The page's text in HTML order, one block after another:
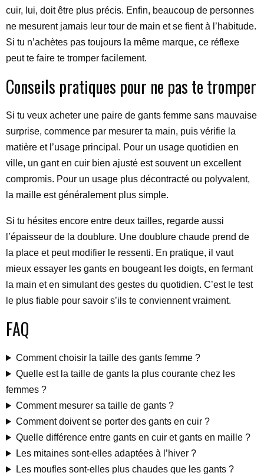
cuir, lui, doit être plus précis. Enfin, beaucoup de personnes
ne mesurent jamais leur tour de main et se fient à l’habitude.
Si tu n’achètes pas toujours la même marque, ce réflexe
peut te faire te tromper facilement.
Conseils pratiques pour ne pas te tromper
Si tu veux acheter une paire de gants femme sans mauvaise
surprise, commence par mesurer ta main, puis vérifie la
matière et l’usage principal. Pour un usage quotidien en
ville, un gant en cuir bien ajusté est souvent un excellent
compromis. Pour un usage plus décontracté ou polyvalent,
la maille est généralement plus simple.
Si tu hésites encore entre deux tailles, regarde aussi
l’épaisseur de la doublure. Une doublure chaude prend de
la place et peut modifier le ressenti. En pratique, il vaut
mieux essayer les gants en bougeant les doigts, en fermant
la main et en simulant des gestes du quotidien. C’est le test
le plus fiable pour savoir s’ils te conviennent vraiment.
FAQ
Comment choisir la taille des gants femme ?
Quelle est la taille de gants la plus courante chez les
femmes ?
Comment mesurer sa taille de gants ?
Comment doivent se porter des gants en cuir ?
Quelle différence entre gants en cuir et gants en maille ?
Les mitaines sont-elles adaptées à l’hiver ?
Les moufles sont-elles plus chaudes que les gants ?